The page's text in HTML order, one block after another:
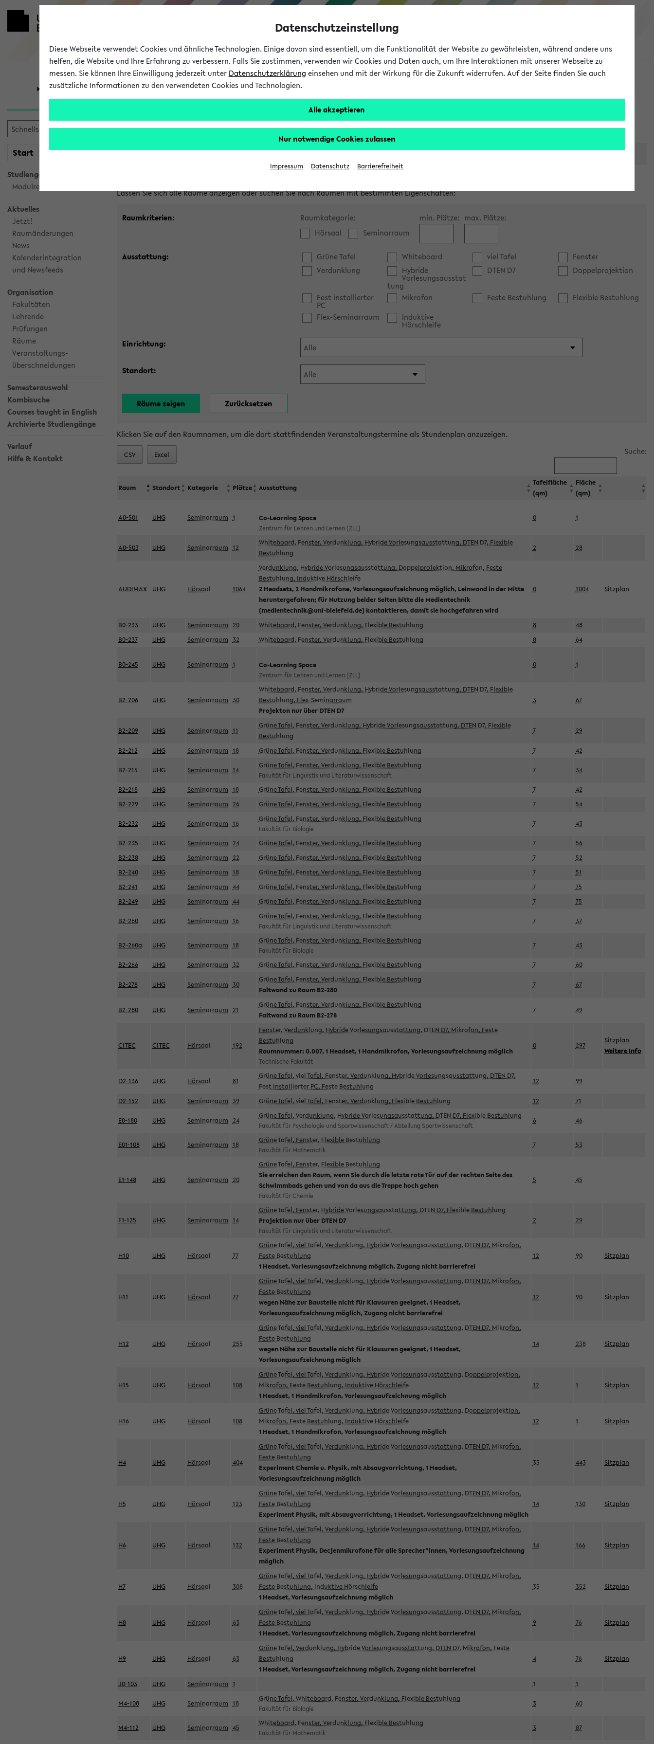
eKVV
Universität Forschung Studium
Start meineKVV
Studiengangsauswahl
Modulrecherche
Aktuelles
Jetzt!
Raumänderungen
News
Kalenderintegration
und Newsfeeds
Organisation
Fakultäten
Lehrende
Prüfungen
Räume
Veranstaltungs-
überschneidungen
Semesterauswahl
Kombisuche
Courses taught in English
Archivierte Studiengänge
Verlauf
Hilfe & Kontakt
Im eKVV verwaltete Räume
Lassen Sie sich alle Räume anzeigen oder suchen Sie nach Räumen mit bestimmten Eigenschaften:
Raumkriterien:
Raumkategorie:
Hörsaal
Seminarraum
min. Plätze: max. Plätze:
Ausstattung: Grüne Tafel Whiteboard viel Tafel
Fenster
Verdunklung
Hybride
Vorlesungsausstat
tung
DTEN D7 Doppelprojektion
Fest installierter
PC
Mikrofon Feste Bestuhlung
Flexible Bestuhlung
Flex-Seminarraum
Induktive
Hörschleife
Einrichtung:
Standort:
Klicken Sie auf den Raumnamen, um die dort stattfindenden Veranstaltungstermine als Stundenplan anzuzeigen.
CSV Excel Suche:
Raum Standort Kategorie Plätze Ausstattung
Tafelfläche
(qm)
Fläche
(qm)
A0-501 UHG Seminarraum 1 Co-Learning Space
Zentrum für Lehren und Lernen (ZLL)
0 1
A0-503 UHG Seminarraum 12
Whiteboard, Fenster, Verdunklung, Hybride Vorlesungsausstattung, DTEN D7, Flexible
Bestuhlung
2 28
AUDIMAX UHG Hörsaal 1064
Verdunklung, Hybride Vorlesungsausstattung, Doppelprojektion, Mikrofon, Feste
Bestuhlung, Induktive Hörschleife
2 Headsets, 2 Handmikrofone, Vorlesungsaufzeichnung möglich, Leinwand in der Mitte
heruntergefahren; für Nutzung beider Seiten bitte die Medientechnik
(medientechnik@uni-bielefeld.de) kontaktieren, damit sie hochgefahren wird
0 1004 Sitzplan
B0-233 UHG Seminarraum 20 Whiteboard, Fenster, Verdunklung, Flexible Bestuhlung 8
48
B0-237
UHG Seminarraum 32 Whiteboard, Fenster, Verdunklung, Flexible Bestuhlung 8 64
B0-245 UHG Seminarraum 1 Co-Learning Space
Zentrum für Lehren und Lernen (ZLL)
0 1
B2-206 UHG Seminarraum 30
Whiteboard, Fenster, Verdunklung, Hybride Vorlesungsausstattung, DTEN D7, Flexible
Bestuhlung, Flex-Seminarraum
Projekton nur über DTEN D7
3 67
B2-209 UHG Seminarraum 11
Grüne Tafel, Fenster, Verdunklung, Hybride Vorlesungsausstattung, DTEN D7, Flexible
Bestuhlung
7 29
B2-212 UHG Seminarraum 18 Grüne Tafel, Fenster, Verdunklung, Flexible Bestuhlung 7 42
B2-215 UHG Seminarraum 14
Grüne Tafel, Fenster, Verdunklung, Flexible Bestuhlung
Fakultät für Linguistik und Literaturwissenschaft
7 34
B2-218 UHG Seminarraum 18 Grüne Tafel, Fenster, Verdunklung, Flexible Bestuhlung 7
42
B2-229
UHG Seminarraum 26 Grüne Tafel, Fenster, Verdunklung, Flexible Bestuhlung 7 54
B2-232 UHG Seminarraum 16
Grüne Tafel, Fenster, Verdunklung, Flexible Bestuhlung
Fakultät für Biologie
7 43
B2-235 UHG Seminarraum 24 Grüne Tafel, Fenster, Verdunklung, Flexible Bestuhlung 7
56
B2-238
UHG Seminarraum 22 Grüne Tafel, Fenster, Verdunklung, Flexible Bestuhlung 7
52
B2-240
UHG Seminarraum 18 Grüne Tafel, Fenster, Verdunklung, Flexible Bestuhlung 7
51
B2-241
UHG Seminarraum 44 Grüne Tafel, Fenster, Verdunklung, Flexible Bestuhlung 7
75
B2-249
UHG Seminarraum 44 Grüne Tafel, Fenster, Verdunklung, Flexible Bestuhlung 7 75
B2-260 UHG Seminarraum 16
Grüne Tafel, Fenster, Verdunklung, Flexible Bestuhlung
Fakultät für Linguistik und Literaturwissenschaft
7 37
B2-260a UHG Seminarraum 18
Grüne Tafel, Fenster, Verdunklung, Flexible Bestuhlung
Fakultät für Biologie
7 43
B2-266 UHG Seminarraum 32 Grüne Tafel, Fenster, Verdunklung, Flexible Bestuhlung 7 60
B2-278 UHG Seminarraum 30
Grüne Tafel, Fenster, Verdunklung, Flexible Bestuhlung
Faltwand zu Raum B2-280
7 67
B2-280 UHG Seminarraum 21
Grüne Tafel, Fenster, Verdunklung, Flexible Bestuhlung
Faltwand zu Raum B2-278
7 49
CITEC CITEC Hörsaal 192
Fenster, Verdunklung, Hybride Vorlesungsausstattung, DTEN D7, Mikrofon, Feste
Bestuhlung
Raumnummer: 0.007, 1 Headset, 1 Handmikrofon, Vorlesungsaufzeichnung möglich
Technische Fakultät
0 297
Sitzplan
Weitere Info
D2-136 UHG Hörsaal 81
Grüne Tafel, viel Tafel, Fenster, Verdunklung, Hybride Vorlesungsausstattung, DTEN D7,
Fest installierter PC, Feste Bestuhlung
12 99
D2-152 UHG Seminarraum 39 Grüne Tafel, viel Tafel, Fenster, Verdunklung, Flexible Bestuhlung 12 71
E0-180 UHG Seminarraum 24
Grüne Tafel, Verdunklung, Hybride Vorlesungsausstattung, DTEN D7, Flexible Bestuhlung
Fakultät für Psychologie und Sportwissenschaft / Abteilung Sportwissenschaft
6 46
E01-108 UHG Seminarraum 18
Grüne Tafel, Fenster, Flexible Bestuhlung
Fakultät für Mathematik
7 53
E1-148 UHG Seminarraum 20
Grüne Tafel, Fenster, Flexible Bestuhlung
Sie erreichen den Raum, wenn Sie durch die letzte rote Tür auf der rechten Seite des
Schwimmbads gehen und von da aus die Treppe hoch gehen
Fakultät für Chemie
5 45
F1-125 UHG Seminarraum 14
Grüne Tafel, Fenster, Hybride Vorlesungsausstattung, DTEN D7, Flexible Bestuhlung
Projektion nur über DTEN D7
Fakultät für Linguistik und Literaturwissenschaft
2 29
H10 UHG Hörsaal 77
Grüne Tafel, viel Tafel, Verdunklung, Hybride Vorlesungsausstattung, DTEN D7, Mikrofon,
Feste Bestuhlung
1 Headset, Vorlesungsaufzeichnung möglich, Zugang nicht barrierefrei
12 90 Sitzplan
H11 UHG Hörsaal 77
Grüne Tafel, viel Tafel, Verdunklung, Hybride Vorlesungsausstattung, DTEN D7, Mikrofon,
Feste Bestuhlung
wegen Nähe zur Baustelle nicht für Klausuren geeignet, 1 Headset,
Vorlesungsaufzeichnung möglich, Zugang nicht barrierefrei
12 90 Sitzplan
H12 UHG Hörsaal 255
Grüne Tafel, viel Tafel, Verdunklung, Hybride Vorlesungsausstattung, DTEN D7, Mikrofon,
Feste Bestuhlung
wegen Nähe zur Baustelle nicht für Klausuren geeignet, 1 Headset,
Vorlesungsaufzeichnung möglich
14 238 Sitzplan
H15 UHG Hörsaal 108
Grüne Tafel, viel Tafel, Verdunklung, Hybride Vorlesungsausstattung, Doppelprojektion,
Mikrofon, Feste Bestuhlung, Induktive Hörschleife
1 Headset, 1 Handmikrofon, Vorlesungsaufzeichnung möglich
12 1 Sitzplan
H16 UHG Hörsaal 108
Grüne Tafel, viel Tafel, Verdunklung, Hybride Vorlesungsausstattung, Doppelprojektion,
Mikrofon, Feste Bestuhlung, Induktive Hörschleife
1 Headset, 1 Handmikrofon, Vorlesungsaufzeichnung möglich
12 1 Sitzplan
H4 UHG Hörsaal 404
Grüne Tafel, viel Tafel, Verdunklung, Hybride Vorlesungsausstattung, DTEN D7, Mikrofon,
Feste Bestuhlung
Experiment Chemie u. Physik, mit Absaugvorrichtung, 1 Headset,
Vorlesungsaufzeichnung möglich
35 443 Sitzplan
H5 UHG Hörsaal 123
Grüne Tafel, viel Tafel, Verdunklung, Hybride Vorlesungsausstattung, DTEN D7, Mikrofon,
Feste Bestuhlung
Experiment Physik, mit Absaugvorrichtung, 1 Headset, Vorlesungsaufzeichnung möglich
14 130 Sitzplan
H6 UHG Hörsaal 132
Grüne Tafel, viel Tafel, Verdunklung, Hybride Vorlesungsausstattung, DTEN D7, Mikrofon,
Feste Bestuhlung
Experiment Physik, Decjenmikrofone für alle Sprecher*innen, Vorlesungsaufzeichnung
möglich
14 166 Sitzplan
H7 UHG Hörsaal 308
Grüne Tafel, viel Tafel, Verdunklung, Hybride Vorlesungsausstattung, DTEN D7, Mikrofon,
Feste Bestuhlung, Induktive Hörschleife
1 Headset, Vorlesungsaufzeichnung möglich
35 352 Sitzplan
H8 UHG Hörsaal 63
Grüne Tafel, viel Tafel, Verdunklung, Hybride Vorlesungsausstattung, DTEN D7, Mikrofon,
Feste Bestuhlung
1 Headset, Vorlesungsaufzeichnung möglich, Zugang nicht barrierefrei
9 76 Sitzplan
H9 UHG Hörsaal 63
Grüne Tafel, Verdunklung, Hybride Vorlesungsausstattung, DTEN D7, Mikrofon, Feste
Bestuhlung
1 Headset, Vorlesungsaufzeichnung möglich, Zugang nicht barrierefrei
4 76 Sitzplan
J0-103 UHG Seminarraum 1 1 1
M4-108 UHG Seminarraum 18
Grüne Tafel, Whiteboard, Fenster, Verdunklung, Flexible Bestuhlung
Fakultät für Biologie
3 60
M4-112 UHG Seminarraum 45
Whiteboard, Fenster, Verdunklung, Flexible Bestuhlung
Fakultät für Mathematik
3 87
Datenschutzeinstellung
Diese Webseite verwendet Cookies und ähnliche Technologien. Einige davon sind essentiell, um die Funktionalität der Website zu gewährleisten, während andere uns
helfen, die Website und Ihre Erfahrung zu verbessern. Falls Sie zustimmen, verwenden wir Cookies und Daten auch, um Ihre Interaktionen mit unserer Webseite zu
messen. Sie können Ihre Einwilligung jederzeit unter Datenschutzerklärung einsehen und mit der Wirkung für die Zukunft widerrufen. Auf der Seite finden Sie auch
zusätzliche Informationen zu den verwendeten Cookies und Technologien.
Alle akzeptieren
Nur notwendige Cookies zulassen
Impressum Datenschutz Barrierefreiheit